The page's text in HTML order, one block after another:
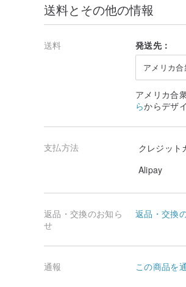
送料とその他の情報
送料 発送先：
アメリカ合
アメリカ合
らからデザ
支払方法
クレジット
Alipay
返品・交換のお知ら
せ
返品・交換
通報 この商品を